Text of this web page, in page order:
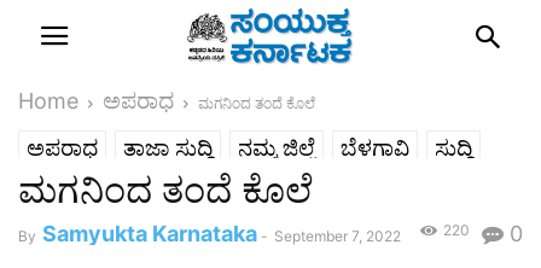
Home ಅಪರಾಧ ಮಗನಿಂದ ತಂದೆ ಕೊಲೆ
ಅಪರಾಧ ತಾಜಾ ಸುದ್ದಿ ನಮ್ಮ ಜಿಲ್ಲೆ ಬೆಳಗಾವಿ ಸುದ್ದಿ
ಮಗನಿಂದ ತಂದೆ ಕೊಲೆ
By Samyukta Karnataka - September 7, 2022 0
220